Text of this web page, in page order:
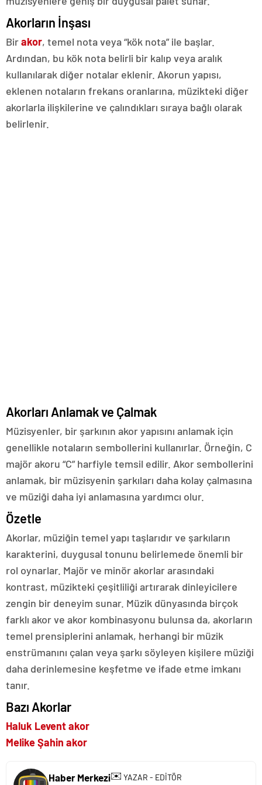
Akorların İnşası
Birakor, temel nota veya “kök nota” ile başlar.
Ardından, bu kök nota belirli bir kalıp veya aralık
kullanılarak diğer notalar eklenir. Akorun yapısı,
eklenen notaların frekans oranlarına, müzikteki diğer
akorlarla ilişkilerine ve çalındıkları sıraya bağlı olarak
belirlenir.
Akorları Anlamak ve Çalmak
Müzisyenler, bir şarkının akor yapısını anlamak için
genellikle notaların sembollerini kullanırlar. Örneğin, C
majör akoru “C” harfiyle temsil edilir. Akor sembollerini
anlamak, bir müzisyenin şarkıları daha kolay çalmasına
ve müziği daha iyi anlamasına yardımcı olur.
Özetle
Akorlar, müziğin temel yapı taşlarıdır ve şarkıların
karakterini, duygusal tonunu belirlemede önemli bir
rol oynarlar. Majör ve minör akorlar arasındaki
kontrast, müzikteki çeşitliliği artırarak dinleyicilere
zengin bir deneyim sunar. Müzik dünyasında birçok
farklı akor ve akor kombinasyonu bulunsa da, akorların
temel prensiplerini anlamak, herhangi bir müzik
enstrümanını çalan veya şarkı söyleyen kişilere müziği
daha derinlemesine keşfetme ve ifade etme imkanı
tanır.
Bazı Akorlar
Haluk Levent akor
Melike Şahin akor
Haber Merkezi✉️ YAZAR - EDİTÖR